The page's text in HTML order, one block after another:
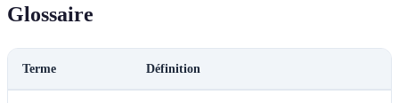
Glossaire
Terme Définition